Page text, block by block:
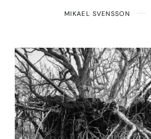
MIKAEL SVENSSON